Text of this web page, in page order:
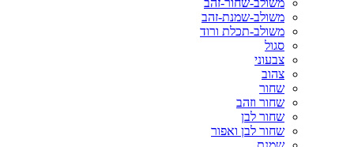
משולב-שמנת-זהב
משולב-תכלת ורוד
סגול
צבעוני
צהוב
שחור
שחור וזהב
שחור לבן
שחור לבן ואפור